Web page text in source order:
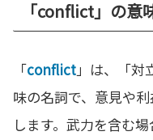
「conflict」の意
「conflict」は、「対
味の名詞で、意見や
します。武力を含む